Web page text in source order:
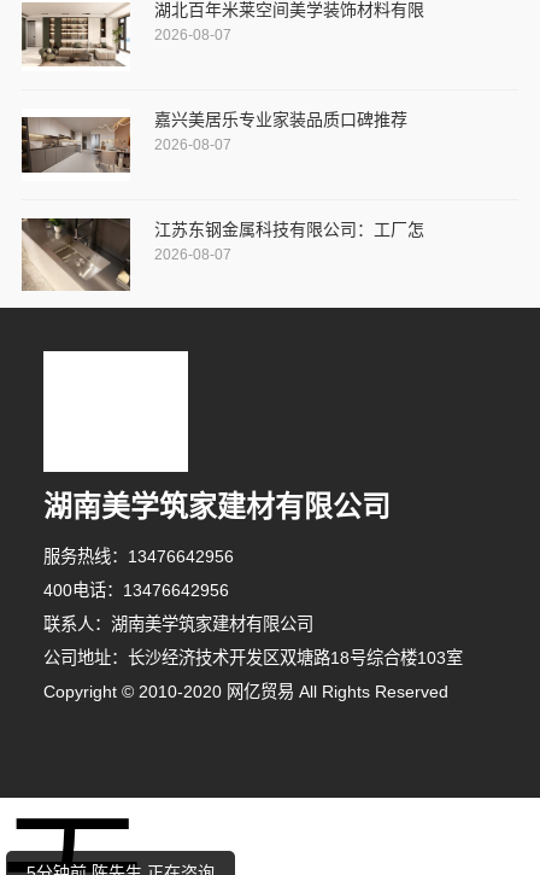
湖北百年米莱空间美学装饰材料有限
2026-08-07
嘉兴美居乐专业家装品质口碑推荐
2026-08-07
江苏东钢金属科技有限公司：工厂怎
2026-08-07
湖南美学筑家建材有限公司
服务热线：13476642956
400电话：13476642956
联系人：湖南美学筑家建材有限公司
公司地址：长沙经济技术开发区双塘路18号综合楼103室
Copyright © 2010-2020 网亿贸易 All Rights Reserved